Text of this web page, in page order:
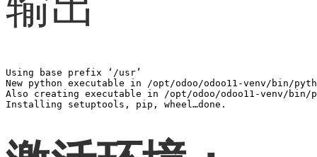
Using base prefix ‘/usr’
New python executable in /opt/odoo/odoo11-venv/bin/
Also creating executable in /opt/odoo/odoo11-venv/bin/
Installing setuptools, pip, wheel…done.